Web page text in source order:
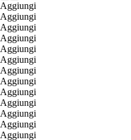
Aggiungi
Aggiungi
Aggiungi
Aggiungi
Aggiungi
Aggiungi
Aggiungi
Aggiungi
Aggiungi
Aggiungi
Aggiungi
Aggiungi
Aggiungi